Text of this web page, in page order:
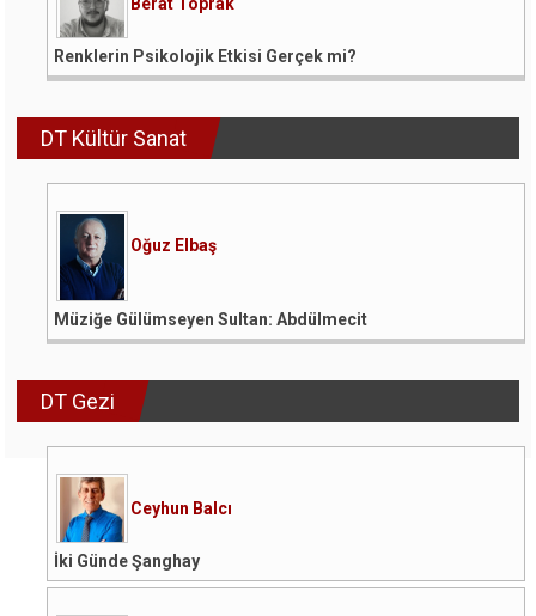
Berat Toprak
Renklerin Psikolojik Etkisi Gerçek mi?
DT Kültür Sanat
Oğuz Elbaş
Müziğe Gülümseyen Sultan: Abdülmecit
DT Gezi
Ceyhun Balcı
İki Günde Şanghay